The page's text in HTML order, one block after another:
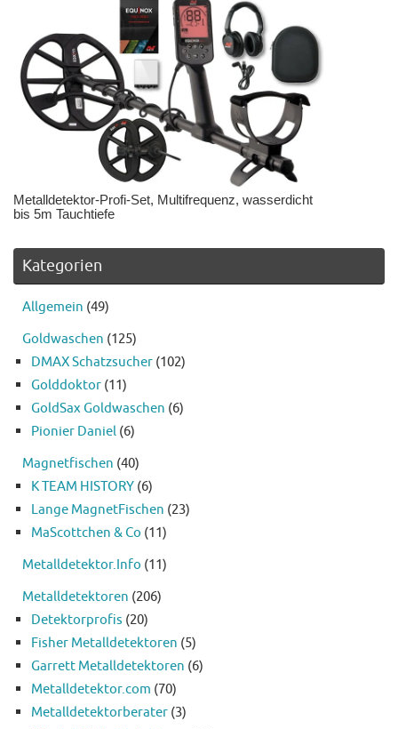
Metalldetektor-Profi-Set, Multifrequenz, wasserdicht
bis 5m Tauchtiefe
Kategorien
Allgemein (49)
Goldwaschen (125)
DMAX Schatzsucher (102)
Golddoktor (11)
GoldSax Goldwaschen (6)
Pionier Daniel (6)
Magnetfischen (40)
K TEAM HISTORY (6)
Lange MagnetFischen (23)
MaScottchen & Co (11)
Metalldetektor.Info (11)
Metalldetektoren (206)
Detektorprofis (20)
Fisher Metalldetektoren (5)
Garrett Metalldetektoren (6)
Metalldetektor.com (70)
Metalldetektorberater (3)